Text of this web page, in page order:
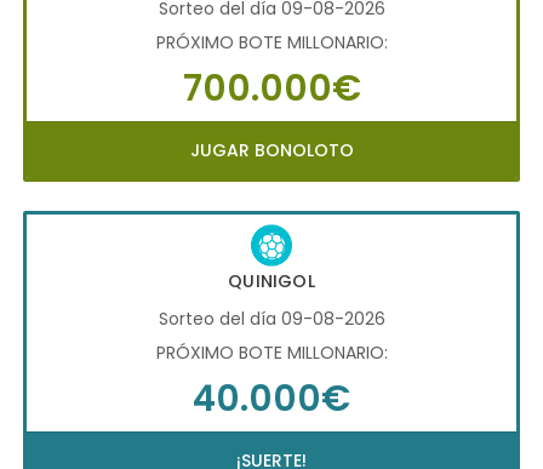
Sorteo del día 09-08-2026
PRÓXIMO BOTE MILLONARIO:
700.000€
JUGAR BONOLOTO
QUINIGOL
Sorteo del día 09-08-2026
PRÓXIMO BOTE MILLONARIO:
40.000€
¡SUERTE!